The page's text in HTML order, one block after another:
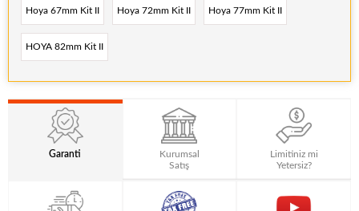
Hoya 67mm Kit II Hoya 72mm Kit II Hoya 77mm Kit II
HOYA 82mm Kit II
Garanti
Kurumsal
Satış
Limitiniz mi
Yetersiz?